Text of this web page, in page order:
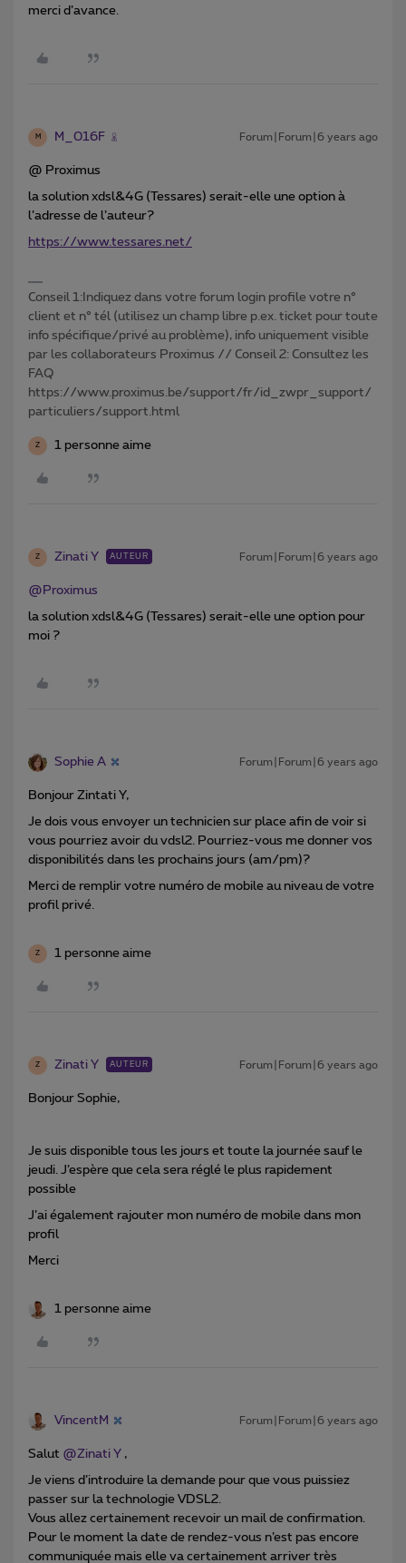
merci d’avance.
M M_016F Forum|Forum|6 years ago
@ Proximus
la solution xdsl&4G (Tessares) serait-elle une option à
l’adresse de l’auteur?
https://www.tessares.net/
Conseil 1:Indiquez dans votre forum login profile votre n°
client et n° tél (utilisez un champ libre p.ex. ticket pour toute
info spécifique/privé au problème), info uniquement visible
par les collaborateurs Proximus // Conseil 2: Consultez les
FAQ
https://www.proximus.be/support/fr/id_zwpr_support/
particuliers/support.html
Z 1 personne aime
Z Zinati Y AUTEUR Forum|Forum|6 years ago
@Proximus
la solution xdsl&4G (Tessares) serait-elle une option pour
moi ?
Sophie A Forum|Forum|6 years ago
Bonjour Zintati Y,
Je dois vous envoyer un technicien sur place afin de voir si
vous pourriez avoir du vdsl2. Pourriez-vous me donner vos
disponibilités dans les prochains jours (am/pm)?
Merci de remplir votre numéro de mobile au niveau de votre
profil privé.
Z 1 personne aime
Z Zinati Y AUTEUR Forum|Forum|6 years ago
Bonjour Sophie,
Je suis disponible tous les jours et toute la journée sauf le
jeudi. J’espère que cela sera réglé le plus rapidement
possible
J’ai également rajouter mon numéro de mobile dans mon
profil
Merci
1 personne aime
VincentM Forum|Forum|6 years ago
Salut @Zinati Y ,
Je viens d’introduire la demande pour que vous puissiez
passer sur la technologie VDSL2.
Vous allez certainement recevoir un mail de confirmation.
Pour le moment la date de rendez-vous n’est pas encore
communiquée mais elle va certainement arriver très